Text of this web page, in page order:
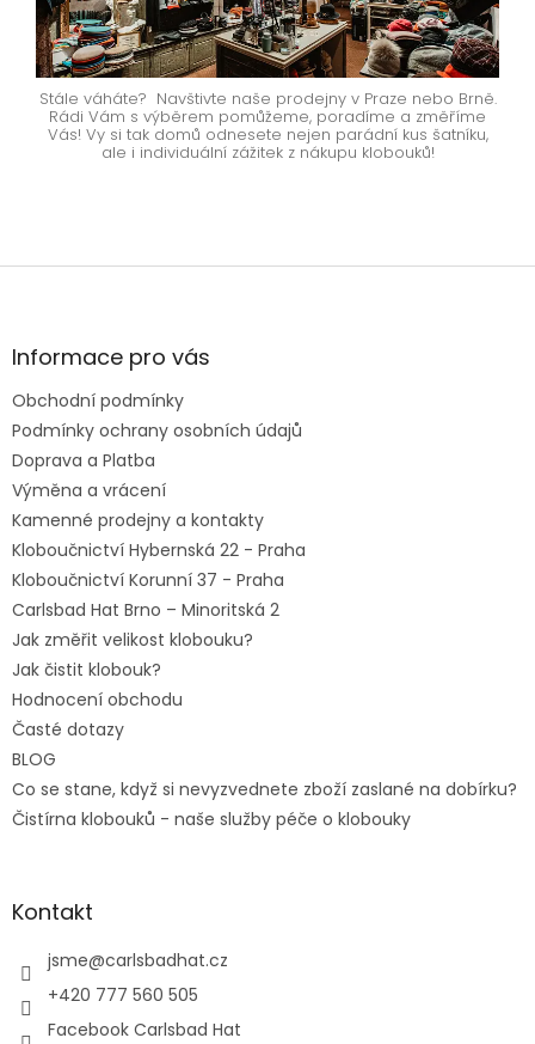
Stále váháte? Navštivte naše prodejny v Praze nebo Brně.
Rádi Vám s výběrem pomůžeme, poradíme a změříme
Vás! Vy si tak domů odnesete nejen parádní kus šatníku,
ale i individuální zážitek z nákupu klobouků!
Z
aInformace pro vás
Obchodní podmínky
Podmínky ochrany osobních údajů
Doprava a Platba
Výměna a vrácení
Kamenné prodejny a kontakty
Kloboučnictví Hybernská 22 - Praha
Kloboučnictví Korunní 37 - Praha
Carlsbad Hat Brno – Minoritská 2
Jak změřit velikost klobouku?
Jak čistit klobouk?
Hodnocení obchodu
Časté dotazy
BLOG
Co se stane, když si nevyzvednete zboží zaslané na dobírku?
Čistírna klobouků - naše služby péče o klobouky
Kontakt
jsme@carlsbadhat.cz
+420 777 560 505
Facebook Carlsbad Hat